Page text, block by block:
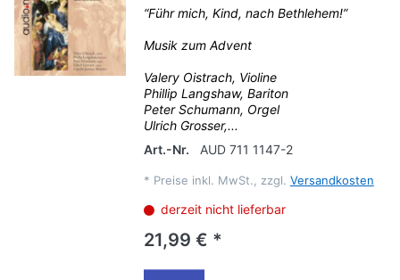
“Führ mich, Kind, nach Bethlehem!”
Musik zum Advent
Valery Oistrach, Violine
Phillip Langshaw, Bariton
Peter Schumann, Orgel
Ulrich Grosser,...
Art.-Nr.
AUD 711 1147-2
* Preise inkl. MwSt., zzgl. Versandkosten
derzeit nicht lieferbar
21,99 € *